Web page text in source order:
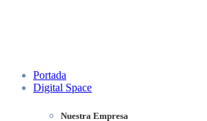
Portada
Digital Space
Nuestra Empresa